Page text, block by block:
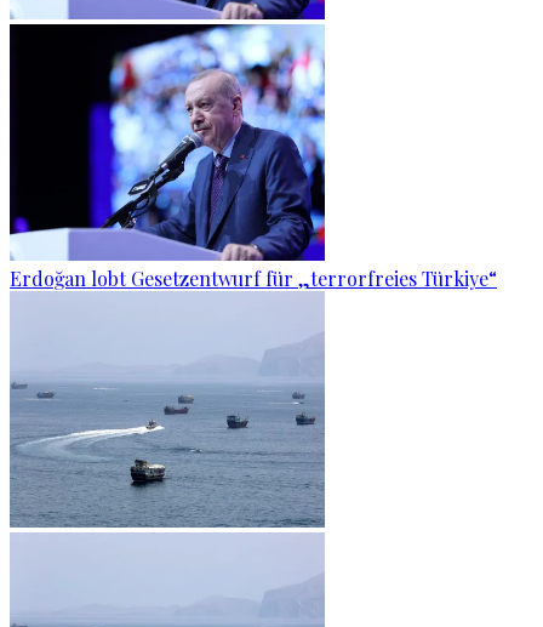
Erdoğan lobt Gesetzentwurf für „terrorfreies Türkiye“